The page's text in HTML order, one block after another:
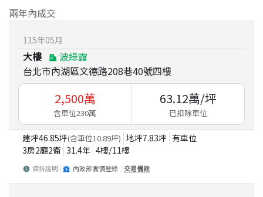
兩年內成交
115年05月
大樓
波綠露
台北市內湖區文德路208巷40號四樓
2,500萬
含車位230萬
63.12萬/坪
已扣除車位
建坪46.85坪(含車位10.89坪) 地坪7.83坪 有車位
3房2廳2衛 31.4年 4樓/11樓
資料說明 內政部實價登錄 交易備註